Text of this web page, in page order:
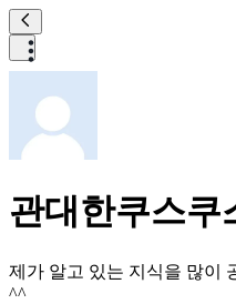
관대한쿠스쿠
제가 알고 있는 지식을 많이
^^